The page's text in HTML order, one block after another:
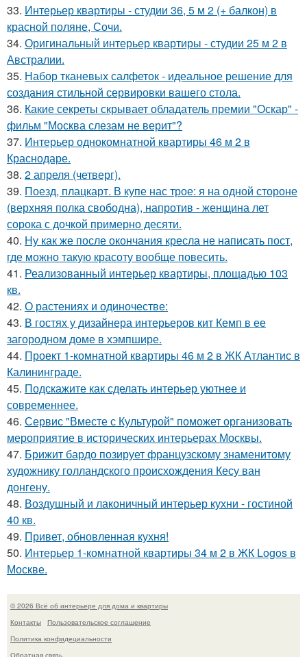
33. Интерьер квартиры - студии 36, 5 м 2 (+ балкон) в
красной поляне, Сочи.
34. Оригинальный интерьер квартиры - студии 25 м 2 в
Австралии.
35. Набор тканевых салфеток - идеальное решение для
создания стильной сервировки вашего стола.
36. Какие секреты скрывает обладатель премии "Оскар" -
фильм "Москва слезам не верит"?
37. Интерьер однокомнатной квартиры 46 м 2 в
Краснодаре.
38. 2 апреля (четверг).
39. Поезд, плацкарт. В купе нас трое: я на одной стороне
(верхняя полка свободна), напротив - женщина лет
сорока с дочкой примерно десяти.
40. Ну как же после окончания кресла не написать пост,
где можно такую красоту вообще повесить.
41. Реализованный интерьер квартиры, площадью 103
кв.
42. О растениях и одиночестве:
43. В гостях у дизайнера интерьеров кит Кемп в ее
загородном доме в хэмпшире.
44. Проект 1-комнатной квартиры 46 м 2 в ЖК Атлантис в
Калининграде.
45. Подскажите как сделать интерьер уютнее и
современнее.
46. Сервис "Вместе с Культурой" поможет организовать
мероприятие в исторических интерьерах Москвы.
47. Брижит бардо позирует французскому знаменитому
художнику голландского происхождения Кесу ван
донгену.
48. Воздушный и лаконичный интерьер кухни - гостиной
40 кв.
49. Привет, обновленная кухня!
50. Интерьер 1-комнатной квартиры 34 м 2 в ЖК Logos в
Москве.
© 2026 Всё об интерьере для дома и квартиры
Контакты
Пользовательское соглашение
Политика конфидециальности
Обратная связь